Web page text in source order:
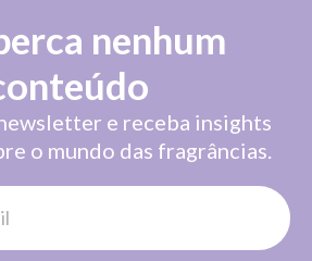
nenhum
e receba insights
o mundo das fragrâncias.